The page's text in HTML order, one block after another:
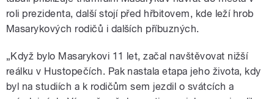
roli prezidenta, další stojí před hřbitovem, kde leží hrob
Masarykových rodičů i dalších příbuzných.
„Když bylo Masarykovi 11 let, začal navštěvovat nižší
reálku v Hustopečích. Pak nastala etapa jeho života, kdy
byl na studiích a k rodičům sem jezdil o svátcích a